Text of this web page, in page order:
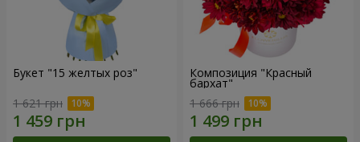
Букет "15 желтых роз"
1 621 грн
Композиция "Красный
бархат"
1 666 грн